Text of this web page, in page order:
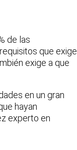
de las
que exige
exige a que
en un gran
hayan
experto en